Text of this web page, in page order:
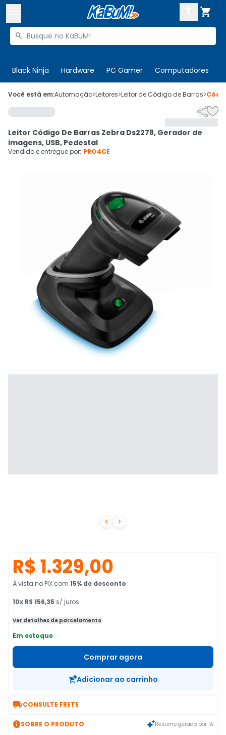

Buscar produtos

Black Ninja Hardware PC Gamer Computadores
 Olá. Acesse sua conta
 Departamentos
Cupons
CADASTRE-SE
Você está em:Automação>Leitores>Leitor de Código de Barras>
 

Leitor Código De Barras Zebra Ds2278, Gerador de
imagens, USB, Pedestal
Vendido e entregue por: PRO4CE
R$ 1.329,00
À vista no PIX com 15% de desconto
10x R$ 156,35 s/ juros
Ver detalhes de parcelamento
Em estoque
Comprar agora
Adicionar ao carrinho
CONSULTE FRETE
SOBRE O PRODUTO Resumo gerado por IA